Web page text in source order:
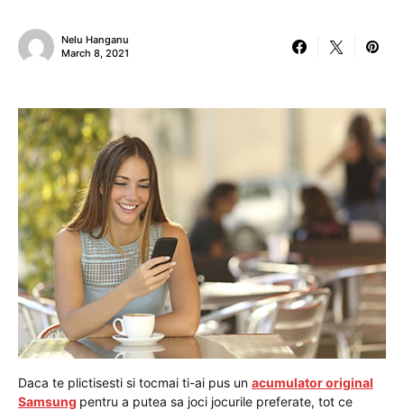
Nelu Hanganu
March 8, 2021
Daca te plictisesti si tocmai ti-ai pus un acumulator original
Samsung pentru a putea sa joci jocurile preferate, tot ce